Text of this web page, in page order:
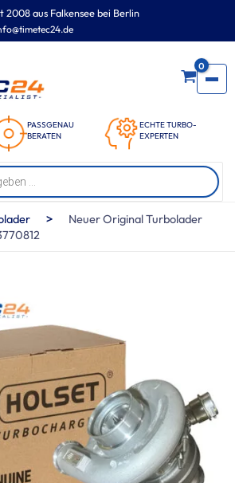
aus Falkensee bei Berlin
PASSGENAU
BERATEN
ECHTE TURBO-
EXPERTEN
0
>
Neuer Original Turbolader